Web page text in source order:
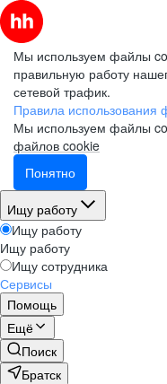
Мы используем файлы
правильную работу
сетевой трафик.
Правила использования
Мы используем файлы
файлов cookie
Понятно
Ищу работу
Ищу работу
Ищу работу
Ищу сотрудника
Сервисы
Помощь
Ещё
Поиск
Братск